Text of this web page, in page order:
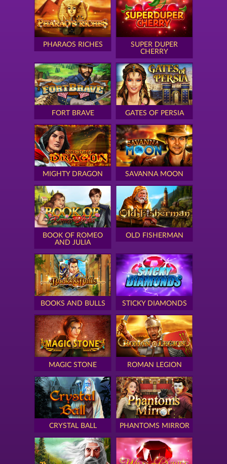
PHARAOS RICHES
SUPER DUPER
CHERRY
FORT BRAVE GATES OF PERSIA
MIGHTY DRAGON SAVANNA MOON
BOOK OF ROMEO
AND JULIA
OLD FISHERMAN
BOOKS AND BULLS STICKY DIAMONDS
MAGIC STONE ROMAN LEGION
CRYSTAL BALL PHANTOMS MIRROR